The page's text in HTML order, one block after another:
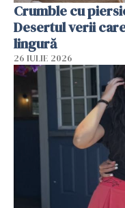
Crumble cu
Desertul verii
lingură
26 IULIE 2026